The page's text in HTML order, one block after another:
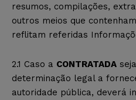
resumos, compilações,
outros meios que
reflitam referidas
2.1 Caso a CONTRATADA
determinação legal a
autoridade pública, deverá